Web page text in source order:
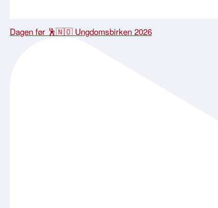
Dagen før 🕺🇳🇴 Ungdomsbirken 2026